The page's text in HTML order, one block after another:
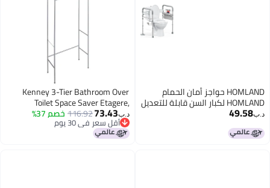
HOMLAND حواجز أمان الحمام
HOMLAND لكبار السن قابلة للتعديل
للحمام لكبار السن وذوي الإعاقة
إطار أمان للحمام قابل للطي يناسب
د.ب‏49.58
Kenney 3-Tier Bathroom Over
Toilet Space Saver Etagere,
Polished Pewter
د.ب‏73.43
116.92خصم 37%
أقل سعر في 30 يوم
أقل سعر في 30 يوم